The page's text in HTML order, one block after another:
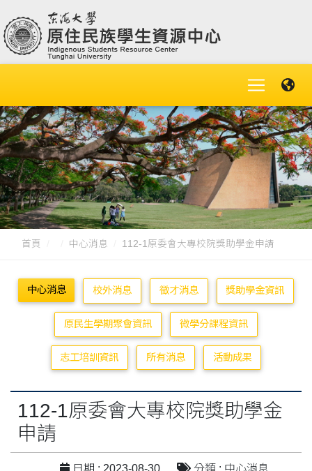
首頁 中心消息 112-1原委會大專校院獎助學金申請
中心消息 校外消息 徵才消息 獎助學金資訊
原民生學期聚會資訊 微學分課程資訊
志工培訓資訊 所有消息 活動成果
112-1原委會大專校院獎助學金
申請